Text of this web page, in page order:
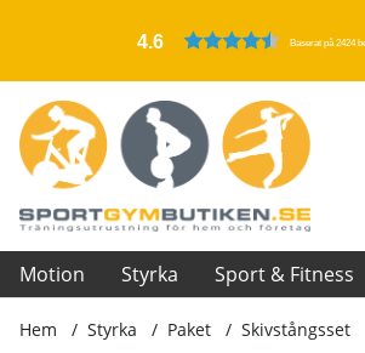
4.6 Baserat på 2424
Motion Styrka Sport & Fitness
Hem Styrka Paket Skivstångsset